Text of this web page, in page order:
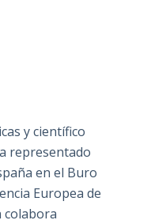
y científico
representado
en el Buro
Europea de
colabora